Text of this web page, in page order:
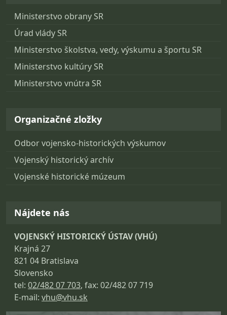
Ministerstvo obrany SR
Úrad vlády SR
Ministerstvo školstva, vedy, výskumu a športu SR
Ministerstvo kultúry SR
Ministerstvo vnútra SR
Organizačné zložky
Odbor vojensko-historických výskumov
Vojenský historický archív
Vojenské historické múzeum
Nájdete nás
VOJENSKÝ HISTORICKÝ ÚSTAV (VHÚ)
Krajná 27
821 04 Bratislava
Slovensko
tel: 02/482 07 703, fax: 02/482 07 719
E-mail: vhu@vhu.sk